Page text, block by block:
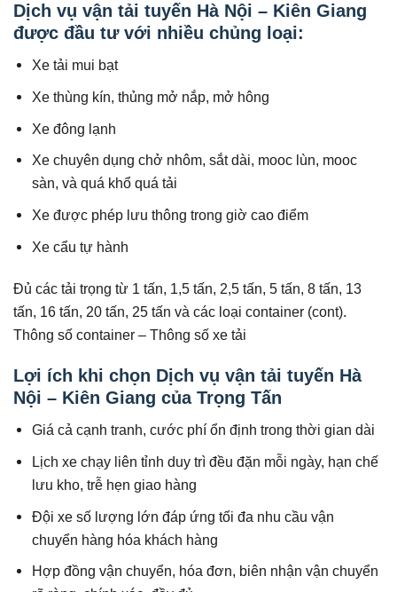
Dịch vụ vận tải tuyến Hà Nội – Kiên Giang
được đầu tư với nhiều chủng loại:
Xe tải mui bạt
Xe thùng kín, thủng mở nắp, mở hông
Xe đông lạnh
Xe chuyên dụng chở nhôm, sắt dài, mooc lùn, mooc
sàn, và quá khổ quá tải
Xe được phép lưu thông trong giờ cao điểm
Xe cẩu tự hành
Đủ các tải trọng từ 1 tấn, 1,5 tấn, 2,5 tấn, 5 tấn, 8 tấn, 13
tấn, 16 tấn, 20 tấn, 25 tấn và các loại container (cont).
Thông số container – Thông số xe tải
Lợi ích khi chọn Dịch vụ vận tải tuyến Hà
Nội – Kiên Giang của Trọng Tấn
Giá cả cạnh tranh, cước phí ổn định trong thời gian dài
Lịch xe chạy liên tỉnh duy trì đều đặn mỗi ngày, hạn chế
lưu kho, trễ hẹn giao hàng
Đội xe số lượng lớn đáp ứng tối đa nhu cầu vận
chuyển hàng hóa khách hàng
Hợp đồng vận chuyển, hóa đơn, biên nhận vận chuyển